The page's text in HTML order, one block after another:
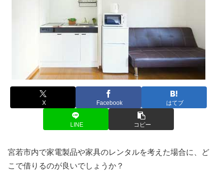
X Facebook はてブ
LINE コピー
宮若市内で家電製品や家具のレンタルを考えた場合に、ど
こで借りるのが良いでしょうか？